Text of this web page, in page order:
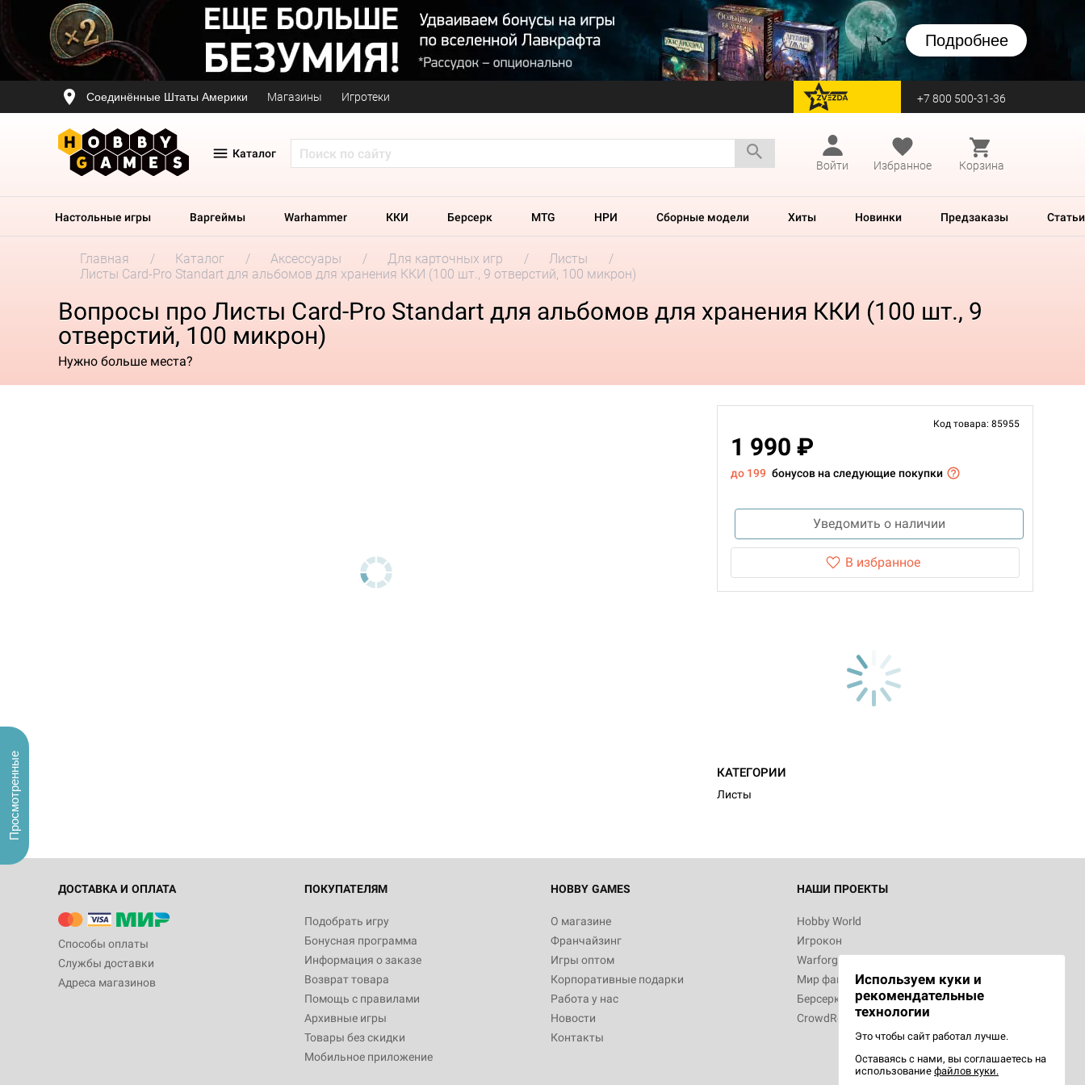
Подробнее
Соединённые Штаты Америки Магазины Игротеки перейти на Zvezda +7 800 500-31-36
Каталог
Войти
Избранное Корзина
Настольные игры Варгеймы Warhammer ККИ Берсерк MTG НРИ Сборные модели Хиты Новинки Предзаказы Статьи
Главная Каталог Аксессуары Для карточных игр
Листы
Листы Card-Pro Standart для альбомов для хранения ККИ (100 шт., 9 отверстий, 100 микрон)
Вопросы про Листы Card-Pro Standart для альбомов для хранения ККИ (100 шт., 9
отверстий, 100 микрон)
Нужно больше места?
Код товара: 85955
1 990 ₽
до 199 бонусов на следующие покупки
Уведомить о наличии
В избранное
КАТЕГОРИИ
Листы
ДОСТАВКА И ОПЛАТА
Способы оплаты
Службы доставки
Адреса магазинов
ПОКУПАТЕЛЯМ
Подобрать игру
Бонусная программа
Информация о заказе
Возврат товара
Помощь с правилами
Архивные игры
Товары без скидки
Мобильное приложение
HOBBY GAMES
О магазине
Франчайзинг
Игры оптом
Корпоративные подарки
Работа у нас
Новости
Контакты
НАШИ ПРОЕКТЫ
Hobby World
Игрокон
Warforge
Мир фантастики
Берсерк
CrowdRepublic
Используем куки и
рекомендательные
технологии
Это чтобы сайт работал лучше.
Оставаясь с нами, вы соглашаетесь на
использование файлов куки.
Просмотренные
империи: Боевая тревога
799
Настольная игра Hobby World Сумерки
империи. Четвёртая редакция: Грозовой
Рубеж
12 990